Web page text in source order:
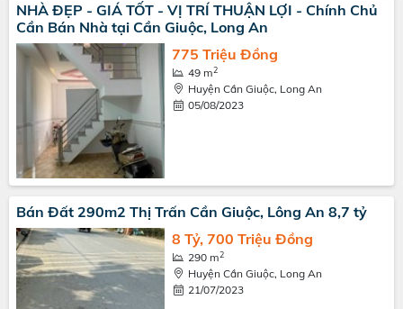
NHÀ ĐẸP - GIÁ TỐT - VỊ TRÍ THUẬN LỢI - Chính Chủ
Cần Bán Nhà tại Cần Giuộc, Long An
775 Triệu Đồng
49 m2
Huyện Cần Giuộc, Long An
05/08/2023
Bán Đất 290m2 Thị Trấn Cần Giuộc, Lông An 8,7 tỷ
8 Tỷ, 700 Triệu Đồng
290 m2
Huyện Cần Giuộc, Long An
21/07/2023